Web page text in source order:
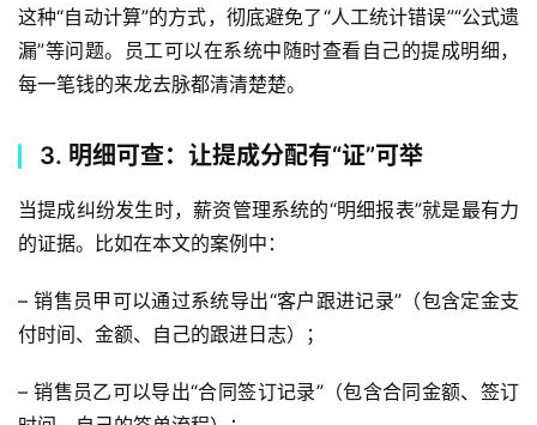
这种“自动计算”的方式，彻底避免了“人工统计错误”“公式遗
漏”等问题。员工可以在系统中随时查看自己的提成明细，
每一笔钱的来龙去脉都清清楚楚。
3. 明细可查：让提成分配有“证”可举
当提成纠纷发生时，薪资管理系统的“明细报表”就是最有力
的证据。比如在本文的案例中：
– 销售员甲可以通过系统导出“客户跟进记录”（包含定金支
付时间、金额、自己的跟进日志）；
– 销售员乙可以导出“合同签订记录”（包含合同金额、签订